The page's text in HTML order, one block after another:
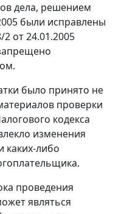
дела, решением
были исправлены
от 24.01.2005
было принято не
проверки
кодекса
изменения
каких-либо
проведения
являться